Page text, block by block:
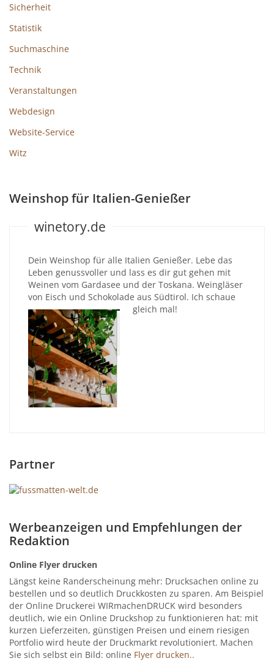
Sicherheit
Statistik
Suchmaschine
Technik
Veranstaltungen
Webdesign
Website-Service
Witz
Weinshop für Italien-Genießer
winetory.de
Dein Weinshop für alle Italien Genießer. Lebe das
Leben genussvoller und lass es dir gut gehen mit
Weinen vom Gardasee und der Toskana. Weingläser
von Eisch und Schokolade aus Südtirol. Ich schaue
gleich mal!
Partner
Werbeanzeigen und Empfehlungen der
Redaktion
Online Flyer drucken
Längst keine Randerscheinung mehr: Drucksachen online zu
bestellen und so deutlich Druckkosten zu sparen. Am Beispiel
der Online Druckerei WIRmachenDRUCK wird besonders
deutlich, wie ein Online Druckshop zu funktionieren hat: mit
kurzen Lieferzeiten, günstigen Preisen und einem riesigen
Portfolio wird heute der Druckmarkt revolutioniert. Machen
Sie sich selbst ein Bild: online Flyer drucken..